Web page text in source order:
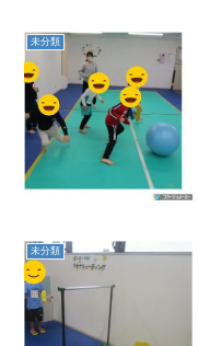
未分類
未分類